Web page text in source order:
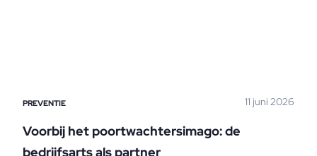
PREVENTIE 11 juni 2026
Voorbij het poortwachtersimago: de
bedrijfsarts als partner